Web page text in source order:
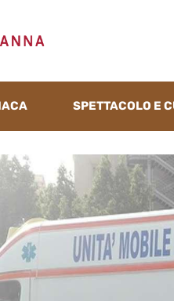
SPETTACOLO E